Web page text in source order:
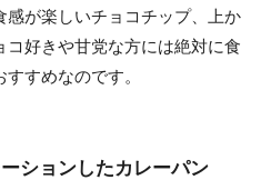
感が楽しいチョコチップ、上か
好きや甘党な方には絶対に食
すめなのです。
ションしたカレーパン